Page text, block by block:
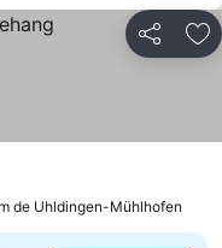
Partilhar
de Uhldingen-Mühlhofen